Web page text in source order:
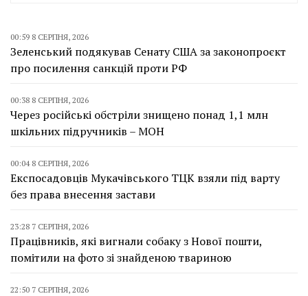
00:59 8 СЕРПНЯ, 2026
Зеленський подякував Сенату США за законопроєкт
про посилення санкцій проти РФ
00:38 8 СЕРПНЯ, 2026
Через російські обстріли знищено понад 1,1 млн
шкільних підручників – МОН
00:04 8 СЕРПНЯ, 2026
Експосадовців Мукачівського ТЦК взяли під варту
без права внесення застави
23:28 7 СЕРПНЯ, 2026
Працівників, які вигнали собаку з Нової пошти,
помітили на фото зі знайденою твариною
22:50 7 СЕРПНЯ, 2026